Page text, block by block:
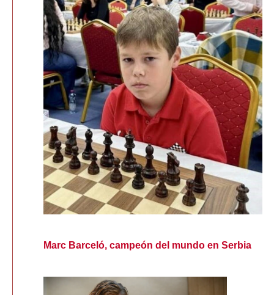
Marc Barceló, campeón del mundo en Serbia